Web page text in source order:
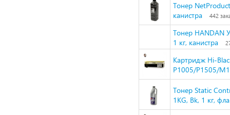
Тонер
канистра
442
Тонер HANDAN
1 кг, канистра
Картридж Hi-
P1005/P1505/
Тонер Static
1KG, Bk, 1 кг,